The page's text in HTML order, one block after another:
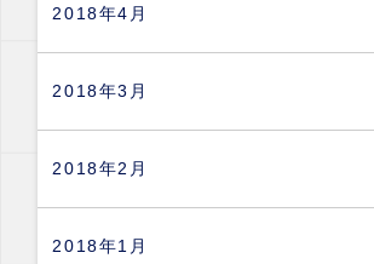
2018年4月
2018年3月
2018年2月
2018年1月